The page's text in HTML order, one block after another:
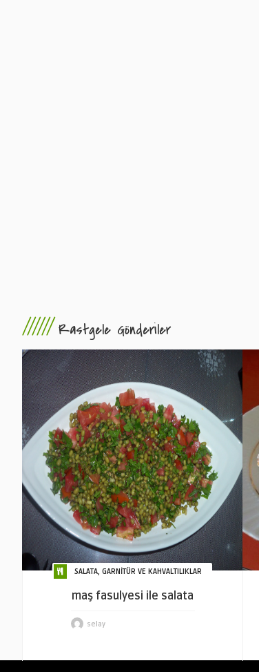
////// Rastgele Gönderiler
SALATA, GARNİTÜR VE KAHVALTILIKLAR
maş fasulyesi ile salata
selay